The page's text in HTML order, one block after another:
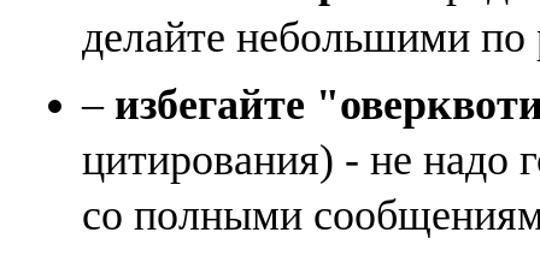
делайте небольшими по
– избегайте
цитирования) - не надо
со полными